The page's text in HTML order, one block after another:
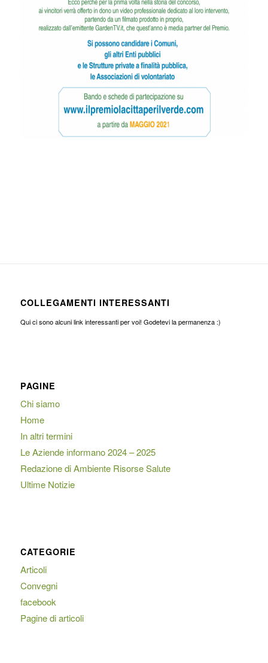
COLLEGAMENTI INTERESSANTI
Qui ci sono alcuni link interessanti per voi! Godetevi la permanenza :)
PAGINE
Chi siamo
Home
In altri termini
Le Aziende informano 2024 – 2025
Redazione di Ambiente Risorse Salute
Ultime Notizie
CATEGORIE
Articoli
Convegni
facebook
Pagine di articoli